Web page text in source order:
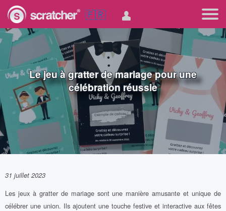
🇫🇷
Le jeu à gratter de mariage pour une
célébration réussie
31 juillet 2023
Les jeux à gratter de mariage sont une manière amusante et unique de
célébrer une union. Ils ajoutent une touche festive et interactive aux fêtes